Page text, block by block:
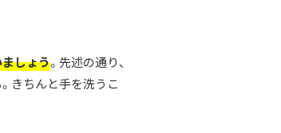
しょう。先述の通り、
きちんと手を洗うこ